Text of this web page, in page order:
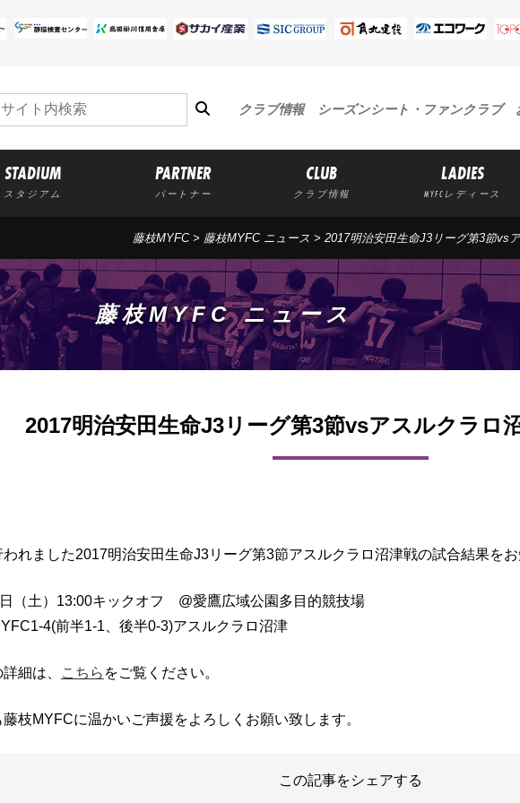
クラブ情報 シーズンシート・ファンクラブ
STADIUM
スタジアム
PARTNER
パートナー
CLUB
クラブ情報
LADIES
MYFCレディース
藤枝MYFC> 藤枝MYFC ニュース > 2017明治安田生命J3リーグ第3節vs
藤枝MYFC ニュース
2017明治安田生命J3リーグ第3節vsアスルクラ
れました2017明治安田生命J3リーグ第3節アスルクラロ沼津戦の試合結果をお
（土）13:00キックオフ @愛鷹広域公園多目的競技場
4(前半1-1、後半0-3)アスルクラロ沼津
細は、 こちら をご覧ください。
藤枝MYFCに温かいご声援をよろしくお願い致します。
この記事をシェアする